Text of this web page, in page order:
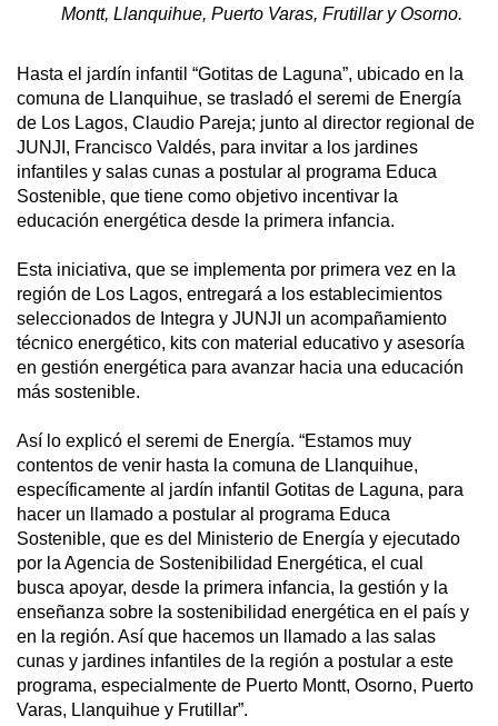
Montt, Llanquihue, Puerto Varas, Frutillar y Osorno.
Hasta el jardín infantil “Gotitas de Laguna”, ubicado en la
comuna de Llanquihue, se trasladó el seremi de Energía
de Los Lagos, Claudio Pareja; junto al director regional de
JUNJI, Francisco Valdés, para invitar a los jardines
infantiles y salas cunas a postular al programa Educa
Sostenible, que tiene como objetivo incentivar la
educación energética desde la primera infancia.
Esta iniciativa, que se implementa por primera vez en la
región de Los Lagos, entregará a los establecimientos
seleccionados de Integra y JUNJI un acompañamiento
técnico energético, kits con material educativo y asesoría
en gestión energética para avanzar hacia una educación
más sostenible.
Así lo explicó el seremi de Energía. “Estamos muy
contentos de venir hasta la comuna de Llanquihue,
específicamente al jardín infantil Gotitas de Laguna, para
hacer un llamado a postular al programa Educa
Sostenible, que es del Ministerio de Energía y ejecutado
por la Agencia de Sostenibilidad Energética, el cual
busca apoyar, desde la primera infancia, la gestión y la
enseñanza sobre la sostenibilidad energética en el país y
en la región. Así que hacemos un llamado a las salas
cunas y jardines infantiles de la región a postular a este
programa, especialmente de Puerto Montt, Osorno, Puerto
Varas, Llanquihue y Frutillar”.